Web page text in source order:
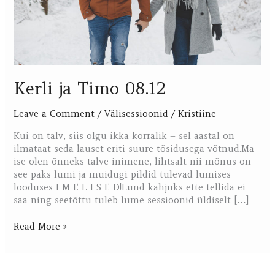
Kerli ja Timo 08.12
Leave a Comment /Välisessioonid /Kristiine
Kui on talv, siis olgu ikka korralik – sel aastal on
ilmataat seda lauset eriti suure tõsidusega võtnud.Ma
ise olen õnneks talve inimene, lihtsalt nii mõnus on
see paks lumi ja muidugi pildid tulevad lumises
looduses I M E L I S E D!Lund kahjuks ette tellida ei
saa ning seetõttu tuleb lume sessioonid üldiselt […]
Read More »